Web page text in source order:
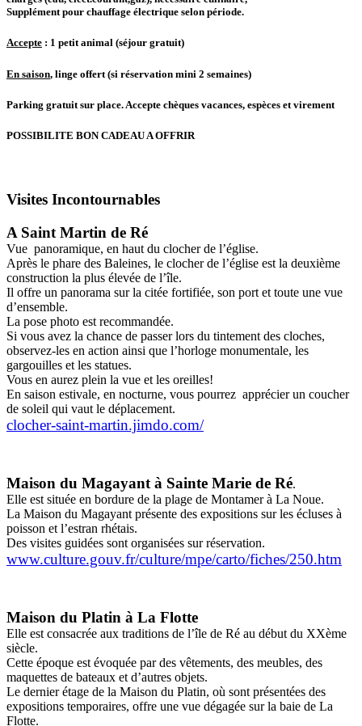
Supplément pour chauffage électrique selon période.
Accepte : 1 petit animal (séjour gratuit)
En saison, linge offert (si réservation mini 2 semaines)
Parking gratuit sur place. Accepte chèques vacances, espèces et virement
POSSIBILITE BON CADEAU A OFFRIR
Visites Incontournables
A Saint Martin de Ré
Vue panoramique, en haut du clocher de l’église.
Après le phare des Baleines, le clocher de l’église est la deuxième
construction la plus élevée de l’île.
Il offre un panorama sur la citée fortifiée, son port et toute une vue
d’ensemble.
La pose photo est recommandée.
Si vous avez la chance de passer lors du tintement des cloches,
observez-les en action ainsi que l’horloge monumentale, les
gargouilles et les statues.
Vous en aurez plein la vue et les oreilles!
En saison estivale, en nocturne, vous pourrez apprécier un coucher
de soleil qui vaut le déplacement.
clocher-saint-martin.jimdo.com/
Maison du Magayant à Sainte Marie de Ré.
Elle est située en bordure de la plage de Montamer à La Noue.
La Maison du Magayant présente des expositions sur les écluses à
poisson et l’estran rhétais.
Des visites guidées sont organisées sur réservation.
www.culture.gouv.fr/culture/mpe/carto/fiches/250.htm
Maison du Platin à La Flotte
Elle est consacrée aux traditions de l’île de Ré au début du XXème
siècle.
Cette époque est évoquée par des vêtements, des meubles, des
maquettes de bateaux et d’autres objets.
Le dernier étage de la Maison du Platin, où sont présentées des
expositions temporaires, offre une vue dégagée sur la baie de La
Flotte.